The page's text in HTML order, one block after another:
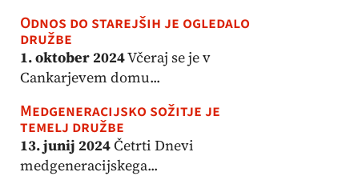
Odnos do starejših je ogledalo
družbe
1. oktober 2024Včeraj se je v
Cankarjevem domu...
Medgeneracijsko sožitje je
temelj družbe
13. junij 2024Četrti Dnevi
medgeneracijskega...